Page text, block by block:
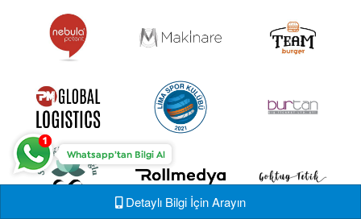
Detaylı Bilgi İçin Arayın